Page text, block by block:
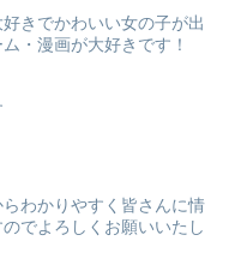
きでかわいい女の子が出
・漫画が大好きです！
わかりやすく皆さんに情
でよろしくお願いいたし